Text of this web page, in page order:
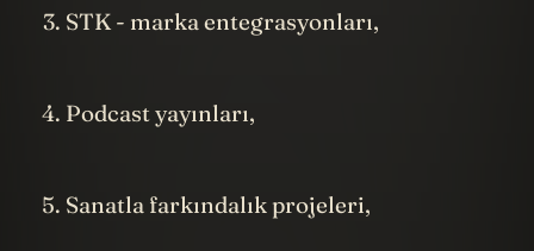
STK - marka entegrasyonları,
Podcast yayınları,
Sanatla farkındalık projeleri,